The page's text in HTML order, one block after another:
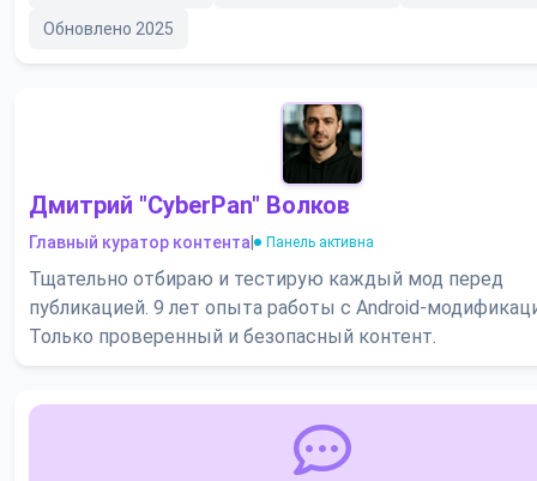
Обновлено 2025
Дмитрий "CyberPan" Волков
Главный куратор контента Панель активна
Тщательно отбираю и тестирую каждый мод перед
публикацией. 9 лет опыта работы с Android-
Только проверенный и безопасный контент.